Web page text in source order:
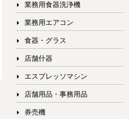
業務用食器洗浄機
業務用エアコン
食器・グラス
店舗什器
エスプレッソマシン
店舗用品・事務用品
券売機